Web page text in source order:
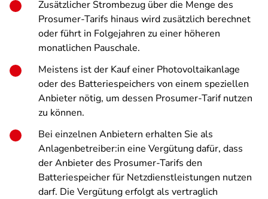
Zusätzlicher Strombezug über die Menge des
Prosumer-Tarifs hinaus wird zusätzlich berechnet
oder führt in Folgejahren zu einer höheren
monatlichen Pauschale.
Meistens ist der Kauf einer Photovoltaikanlage
oder des Batteriespeichers von einem speziellen
Anbieter nötig, um dessen Prosumer-Tarif nutzen
zu können.
Bei einzelnen Anbietern erhalten Sie als
Anlagenbetreiber:in eine Vergütung dafür, dass
der Anbieter des Prosumer-Tarifs den
Batteriespeicher für Netzdienstleistungen nutzen
darf. Die Vergütung erfolgt als vertraglich